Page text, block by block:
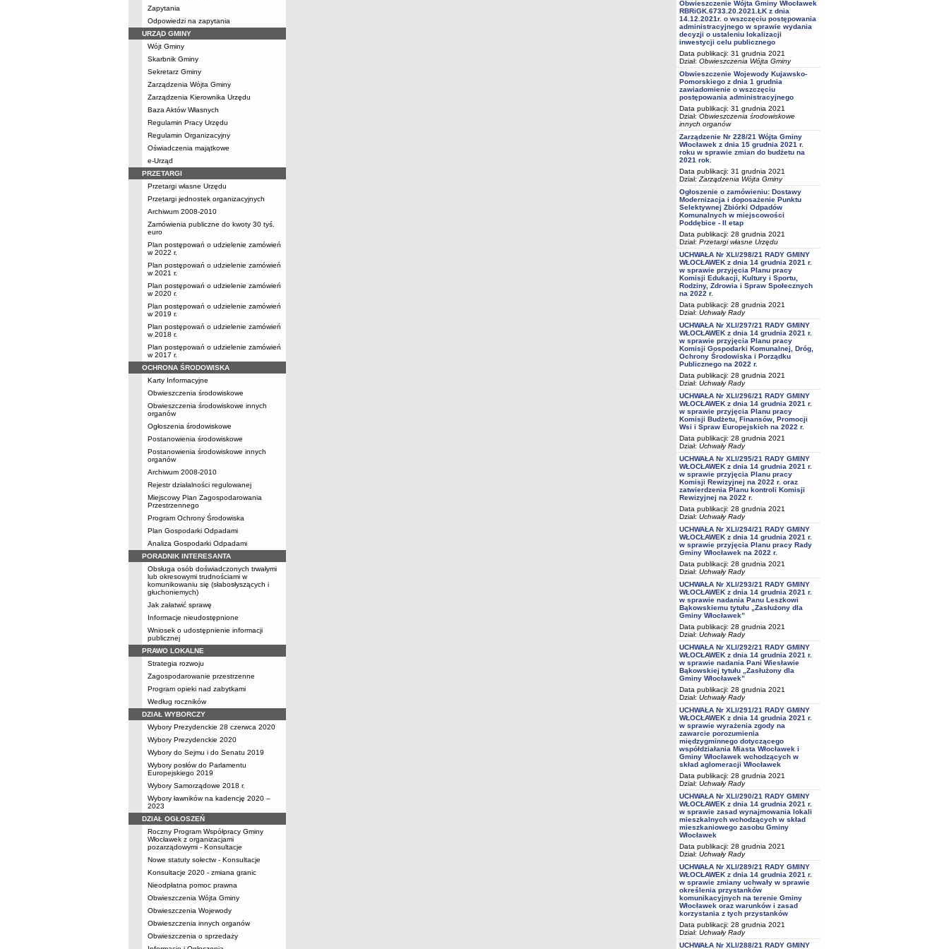
Zapytania
Odpowiedzi na zapytania
URZĄD GMINY
Wójt Gminy
Skarbnik Gminy
Sekretarz Gminy
Zarządzenia Wójta Gminy
Zarządzenia Kierownika Urzędu
Baza Aktów Własnych
Regulamin Pracy Urzędu
Regulamin Organizacyjny
Oświadczenia majątkowe
e-Urząd
PRZETARGI
Przetargi własne Urzędu
Przetargi jednostek organizacyjnych
Archiwum 2008-2010
Zamówienia publiczne do kwoty 30 tyś.
euro
Plan postępowań o udzielenie zamówień
w 2022 r.
Plan postępowań o udzielenie zamówień
w 2021 r.
Plan postępowań o udzielenie zamówień
w 2020 r.
Plan postępowań o udzielenie zamówień
w 2019 r.
Plan postępowań o udzielenie zamówień
w 2018 r.
Plan postępowań o udzielenie zamówień
w 2017 r.
OCHRONA ŚRODOWISKA
Karty Informacyjne
Obwieszczenia środowiskowe
Obwieszczenia środowiskowe innych
organów
Ogłoszenia środowiskowe
Postanowienia środowiskowe
Postanowienia środowiskowe innych
organów
Archiwum 2008-2010
Rejestr działalności regulowanej
Miejscowy Plan Zagospodarowania
Przestrzennego
Program Ochrony Środowiska
Plan Gospodarki Odpadami
Analiza Gospodarki Odpadami
PORADNIK INTERESANTA
Obsługa osób doświadczonych trwałymi
lub okresowymi trudnościami w
komunikowaniu się (słabosłyszących i
głuchoniemych)
Jak załatwić sprawę
Informacje nieudostępnione
Wniosek o udostępnienie informacji
publicznej
PRAWO LOKALNE
Strategia rozwoju
Zagospodarowanie przestrzenne
Program opieki nad zabytkami
Według roczników
DZIAŁ WYBORCZY
Wybory Prezydenckie 28 czerwca 2020
Wybory Prezydenckie 2020
Wybory do Sejmu i do Senatu 2019
Wybory posłów do Parlamentu
Europejskiego 2019
Wybory Samorządowe 2018 r.
Wybory ławników na kadencję 2020 –
2023
DZIAŁ OGŁOSZEŃ
Roczny Program Współpracy Gminy
Włocławek z organizacjami
pozarządowymi - Konsultacje
Nowe statuty sołectw - Konsultacje
Konsultacje 2020 - zmiana granic
Nieodpłatna pomoc prawna
Obwieszczenia Wójta Gminy
Obwieszczenia Wojewody
Obwieszczenia innych organów
Obwieszczenia o sprzedaży
Obwieszczenie Wójta Gminy Włocławek
RBRiGK.6733.20.2021.ŁK z dnia
14.12.2021r. o wszczęciu postępowania
administracyjnego w sprawie wydania
decyzji o ustaleniu lokalizacji
inwestycji celu publicznego
Data publikacji: 31 grudnia 2021
Dział: Obwieszczenia Wójta Gminy
Obwieszczenie Wojewody Kujawsko-
Pomorskiego z dnia 1 grudnia
zawiadomienie o wszczęciu
postępowania administracyjnego
Data publikacji: 31 grudnia 2021
Dział: Obwieszczenia środowiskowe
innych organów
Zarządzenie Nr 228/21 Wójta Gminy
Włocławek z dnia 15 grudnia 2021 r.
roku w sprawie zmian do budżetu na
2021 rok.
Data publikacji: 31 grudnia 2021
Dział: Zarządzenia Wójta Gminy
Ogłoszenie o zamówieniu: Dostawy
Modernizacja i doposażenie Punktu
Selektywnej Zbiórki Odpadów
Komunalnych w miejscowości
Poddębice - II etap
Data publikacji: 28 grudnia 2021
Dział: Przetargi własne Urzędu
UCHWAŁA Nr XLI/298/21 RADY GMINY
WŁOCŁAWEK z dnia 14 grudnia 2021 r.
w sprawie przyjęcia Planu pracy
Komisji Edukacji, Kultury i Sportu,
Rodziny, Zdrowia i Spraw Społecznych
na 2022 r.
Data publikacji: 28 grudnia 2021
Dział: Uchwały Rady
UCHWAŁA Nr XLI/297/21 RADY GMINY
WŁOCŁAWEK z dnia 14 grudnia 2021 r.
w sprawie przyjęcia Planu pracy
Komisji Gospodarki Komunalnej, Dróg,
Ochrony Środowiska i Porządku
Publicznego na 2022 r.
Data publikacji: 28 grudnia 2021
Dział: Uchwały Rady
UCHWAŁA Nr XLI/296/21 RADY GMINY
WŁOCŁAWEK z dnia 14 grudnia 2021 r.
w sprawie przyjęcia Planu pracy
Komisji Budżetu, Finansów, Promocji
Wsi i Spraw Europejskich na 2022 r.
Data publikacji: 28 grudnia 2021
Dział: Uchwały Rady
UCHWAŁA Nr XLI/295/21 RADY GMINY
WŁOCŁAWEK z dnia 14 grudnia 2021 r.
w sprawie przyjęcia Planu pracy
Komisji Rewizyjnej na 2022 r. oraz
zatwierdzenia Planu kontroli Komisji
Rewizyjnej na 2022 r.
Data publikacji: 28 grudnia 2021
Dział: Uchwały Rady
UCHWAŁA Nr XLI/294/21 RADY GMINY
WŁOCŁAWEK z dnia 14 grudnia 2021 r.
w sprawie przyjęcia Planu pracy Rady
Gminy Włocławek na 2022 r.
Data publikacji: 28 grudnia 2021
Dział: Uchwały Rady
UCHWAŁA Nr XLI/293/21 RADY GMINY
WŁOCŁAWEK z dnia 14 grudnia 2021 r.
w sprawie nadania Panu Leszkowi
Bąkowskiemu tytułu „Zasłużony dla
Gminy Włocławek”
Data publikacji: 28 grudnia 2021
Dział: Uchwały Rady
UCHWAŁA Nr XLI/292/21 RADY GMINY
WŁOCŁAWEK z dnia 14 grudnia 2021 r.
w sprawie nadania Pani Wiesławie
Bąkowskiej tytułu „Zasłużony dla
Gminy Włocławek”
Data publikacji: 28 grudnia 2021
Dział: Uchwały Rady
UCHWAŁA Nr XLI/291/21 RADY GMINY
WŁOCŁAWEK z dnia 14 grudnia 2021 r.
w sprawie wyrażenia zgody na
zawarcie porozumienia
międzygminnego dotyczącego
współdziałania Miasta Włocławek i
Gminy Włocławek wchodzących w
skład aglomeracji Włocławek
Data publikacji: 28 grudnia 2021
Dział: Uchwały Rady
UCHWAŁA Nr XLI/290/21 RADY GMINY
WŁOCŁAWEK z dnia 14 grudnia 2021 r.
w sprawie zasad wynajmowania lokali
mieszkalnych wchodzących w skład
mieszkaniowego zasobu Gminy
Włocławek
Data publikacji: 28 grudnia 2021
Dział: Uchwały Rady
UCHWAŁA Nr XLI/289/21 RADY GMINY
WŁOCŁAWEK z dnia 14 grudnia 2021 r.
w sprawie zmiany uchwały w sprawie
określenia przystanków
komunikacyjnych na terenie Gminy
Włocławek oraz warunków i zasad
korzystania z tych przystanków
Data publikacji: 28 grudnia 2021
Dział: Uchwały Rady
UCHWAŁA Nr XLI/288/21 RADY GMINY